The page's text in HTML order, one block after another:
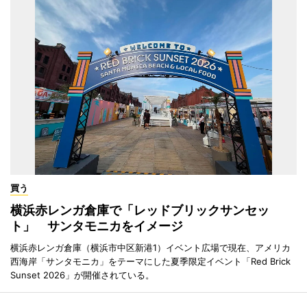
買う
横浜赤レンガ倉庫で「レッドブリックサンセッ
ト」 サンタモニカをイメージ
横浜赤レンガ倉庫（横浜市中区新港1）イベント広場で現在、アメリカ
西海岸「サンタモニカ」をテーマにした夏季限定イベント「Red Brick
Sunset 2026」が開催されている。